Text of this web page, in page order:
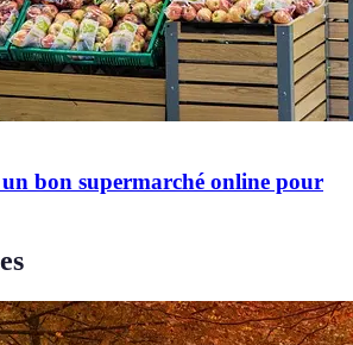
bon supermarché online pour